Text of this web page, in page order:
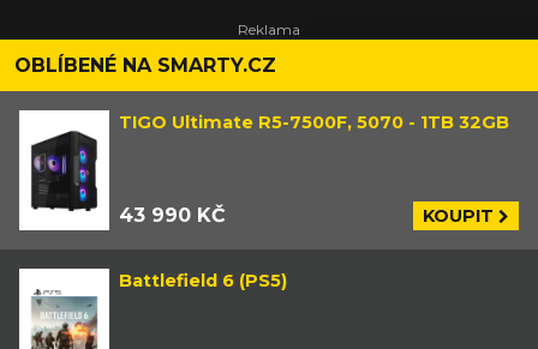
OBLÍBENÉ NA SMARTY.CZ
TIGO Ultimate R5-7500F, 5070 - 1TB 32GB
43 990 KČ KOUPIT
Battlefield 6 (PS5)